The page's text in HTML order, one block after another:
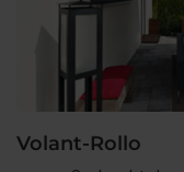
Volant-Rollo